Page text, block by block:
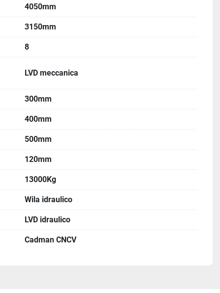
4050mm
3150mm
8
LVD meccanica
300mm
400mm
500mm
120mm
13000Kg
Wila idraulico
LVD idraulico
Cadman CNCV